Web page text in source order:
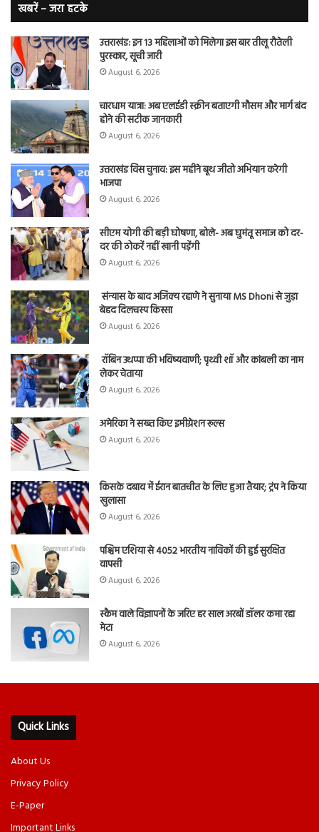
कैंसर का
शिकार
खबरें – जरा हटके
उत्तराखंड: इन 13 महिलाओं को मिलेगा इस बार तीलू रौतेली
पुरस्कार, सूची जारी
August 6, 2026
चारधाम यात्रा: अब एलईडी स्क्रीन बताएगी मौसम और मार्ग बंद
होने की सटीक जानकारी
August 6, 2026
उत्तराखंड विस चुनाव: इस महीने बूथ जीतो अभियान करेगी
भाजपा
August 6, 2026
सीएम योगी की बड़ी घोषणा, बोले- अब घुमंतू समाज को दर-
दर की ठोकरें नहीं खानी पड़ेंगी
August 6, 2026
संन्यास के बाद अजिंक्‍य रहाणे ने सुनाया MS Dhoni से जुड़ा
बेहद दिलचस्प किस्सा
August 6, 2026
रॉबिन उथप्पा की भविष्यवाणी; पृथ्वी शॉ और कांबली का नाम
लेकर चेताया
August 6, 2026
अमेरिका ने सख्त किए इमीग्रेशन रूल्स
August 6, 2026
किसके दबाव में ईरान बातचीत के लिए हुआ तैयार; ट्रंप ने किया
खुलासा
August 6, 2026
पश्चिम एशिया से 4052 भारतीय नाविकों की हुई सुरक्षित
वापसी
August 6, 2026
स्कैम वाले विज्ञापनों के जरिए हर साल अरबों डॉलर कमा रहा
मेटा
August 6, 2026
Quick Links
About Us
Privacy Policy
E-Paper
Important Links